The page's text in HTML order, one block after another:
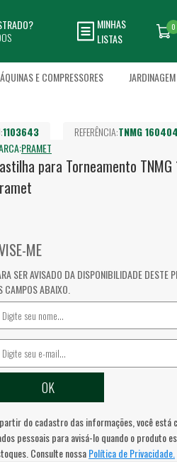
MINHAS
LISTAS
0
E COMPRESSORES JARDINAGEM
1103643 REFERÊNCIA:TNMG
PRAMET
para Torneamento
ME
SER AVISADO DA DISPONIBILIDADE DESTE
CAMPOS ABAIXO.
do cadastro das informações, você está
pessoais para avisá-lo quando o produto
Consulte nossaPolítica de Privacidade.